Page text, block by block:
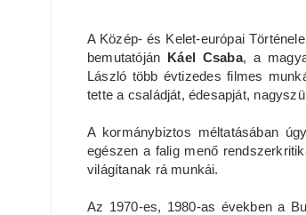
A Közép- és Kelet-európai
bemutatóján Káel Csaba, a
László több évtizedes filmes
tette a családját, édesapját,
A kormánybiztos méltatásában
egészen a falig menő
világítanak rá munkái.
Az 1970-es, 1980-as években a